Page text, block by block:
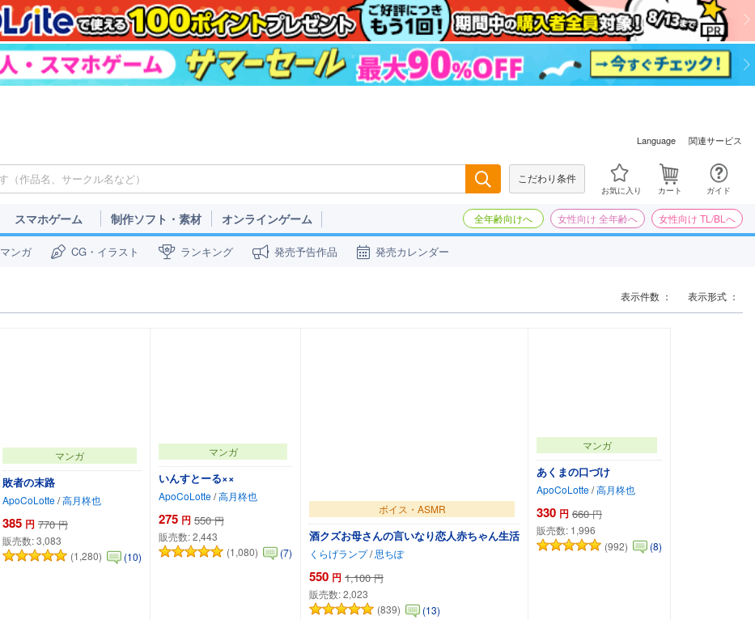
Language 関連サービス
こだわり条件
お気に入り カート ガイド
スマホゲーム 制作ソフト・素材 オンラインゲーム 全年齢向けへ 女性向け 全年齢へ 女性向け TL/BLへ
マンガ CG・イラスト ランキング 発売予告作品 発売カレンダー
表示形式 ：
表示件数 ：
マンガ
敗者の末路
ApoCoLotte/高月柊也
385 円 770 円
販売数:3,083
(1,280)
(10)
マンガ
いんすとーる××
ApoCoLotte/高月柊也
275 円 550 円
販売数:2,443
(1,080)
(7)
ボイス・ASMR
酒クズお母さんの言いなり恋人赤ちゃん生活
くらげランプ/ 思ちぽ
550 円 1,100 円
販売数:2,023
(839)
(13)
マンガ
あくまの口づけ
ApoCoLotte/高月柊也
330 円 660 円
販売数: 1,996
(992)
(8)